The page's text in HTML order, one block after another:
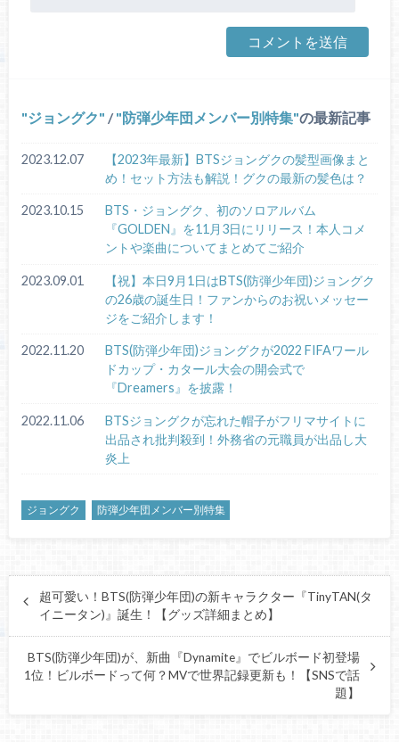
ジョングク / 防弾少年団メンバー別特集 の最新記事
2023.12.07
【2023年最新】BTSジョングクの髪型画像まと
め！セット方法も解説！グクの最新の髪色は？
2023.10.15
BTS・ジョングク、初のソロアルバム
『GOLDEN』を11月3日にリリース！本人コメ
ントや楽曲についてまとめてご紹介
2023.09.01
【祝】本日9月1日はBTS(防弾少年団)ジョングク
の26歳の誕生日！ファンからのお祝いメッセー
ジをご紹介します！
2022.11.20
BTS(防弾少年団)ジョングクが2022 FIFAワール
ドカップ・カタール大会の開会式で
『Dreamers』を披露！
2022.11.06
BTSジョングクが忘れた帽子がフリマサイトに
出品され批判殺到！外務省の元職員が出品し大
炎上
ジョングク 防弾少年団メンバー別特集
超可愛い！BTS(防弾少年団)の新キャラクター『TinyTAN(タ
イニータン)』誕生！【グッズ詳細まとめ】
BTS(防弾少年団)が、新曲『Dynamite』でビルボード初登場
1位！ビルボードって何？MVで世界記録更新も！【SNSで話
題】